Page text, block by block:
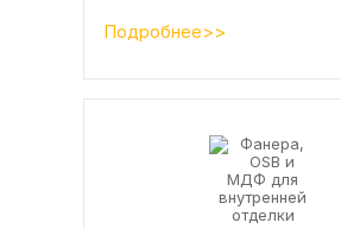
из ламинированной
Подробнее>>